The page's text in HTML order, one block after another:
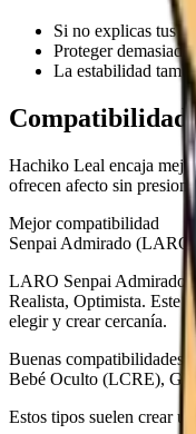
Si no explicas tus
Proteger
La estabilidad
Compatibilidad
Hachiko Leal encaja
ofrecen afecto sin
Mejor compatibilidad
Senpai Admirado (LARO)
LARO Senpai Admirado
Realista, Optimista. Este
elegir y crear cercanía.
Buenas compatibilidades
Bebé Oculto (LCRE),
Estos tipos suelen crear